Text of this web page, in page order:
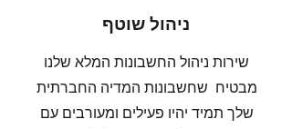
ניהול שוטף
שירות ניהול החשבונות המלא שלנו
מבטיח שחשבונות המדיה החברתית
שלך תמיד יהיו פעילים ומעורבים עם